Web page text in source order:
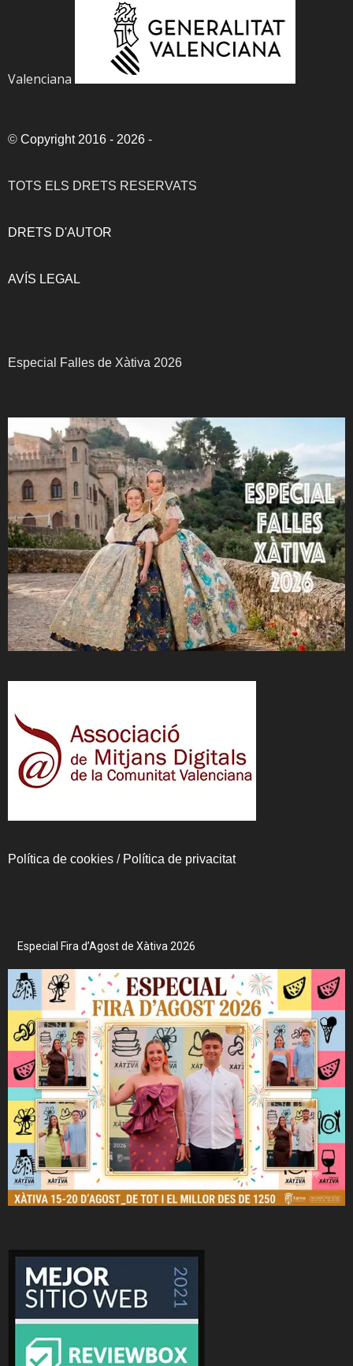
Valenciana
© Copyright 2016 - 2026 -
TOTS ELS DRETS RESERVATS
DRETS D'AUTOR
AVÍS LEGAL
Especial Falles de Xàtiva 2026
Política de cookies / Política de privacitat
Especial Fira d’Agost de Xàtiva 2026